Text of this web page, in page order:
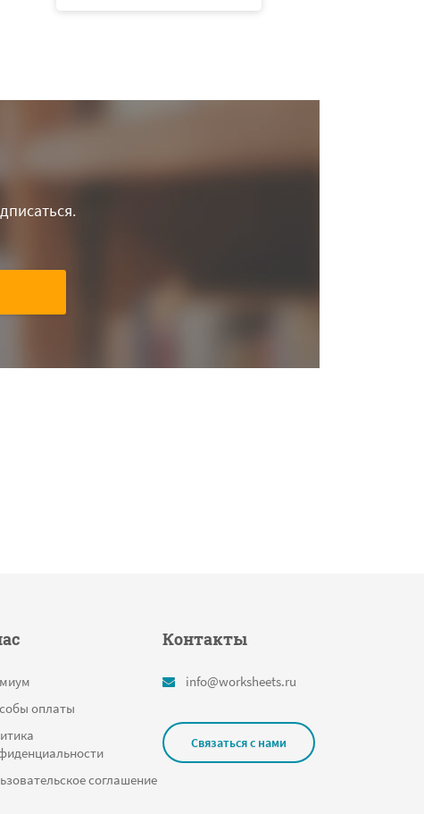
оплаты
соглашение
Контакты
info@worksheets.ru
Связаться с нами